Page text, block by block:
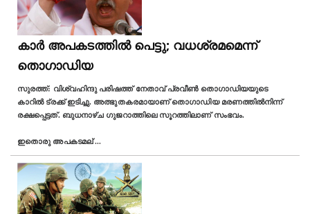
കാര്‍ അപകടത്തില്‍ പെട്ടു; വധശ്രമമെന്ന്
തൊഗാഡിയ
സുരത്ത്: വിശ്വഹിന്ദു പരിഷത്ത് നേതാവ് പ്രവീണ്‍ തൊഗാഡിയയുടെ
കാറില്‍ ട്രക്ക് ഇടിച്ചു. അത്ഭുതകരമായാണ് തൊഗാഡിയ മരണത്തില്‍നിന്ന്
രക്ഷപ്പെട്ടത്. ബുധനാഴ്ച ഗുജറാത്തിലെ സൂറത്തിലാണ് സംഭവം.
ഇതൊരു അപകടമല്...